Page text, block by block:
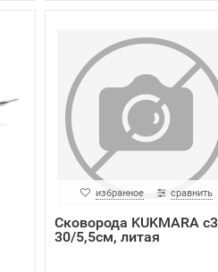
избранное сравнить
Сковорода KUKMARA
30/5,5см, литая